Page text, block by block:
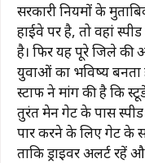
सरकारी नियमों के
हाईवे पर है, तो वहां
है। फिर यह पूरे जिले की
युवाओं का भविष्य
स्टाफ ने मांग की है कि
तुरंत मेन गेट के पास
पार करने के लिए गेट के
ताकि ड्राइवर अलर्ट